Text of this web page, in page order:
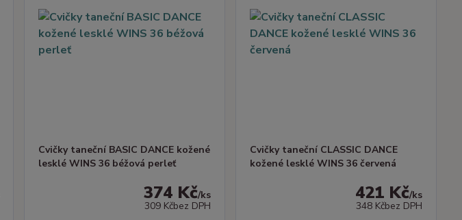
Cvičky taneční BASIC DANCE kožené
lesklé WINS 36 béžová perleť
374 Kč/ks
309 Kčbez DPH
Cvičky taneční CLASSIC DANCE
kožené lesklé WINS 36 červená
421 Kč/ks
348 Kčbez DPH